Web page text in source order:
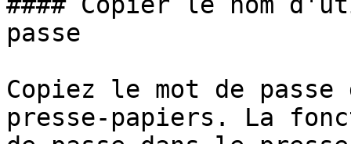
passe
Copiez le mot de
presse-papiers. La